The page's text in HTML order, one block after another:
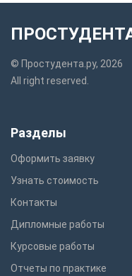
© Простудента.ру, 2026
All right reserved.
Разделы
Оформить заявку
Узнать стоимость
Контакты
Дипломные работы
Курсовые работы
Отчеты по практике